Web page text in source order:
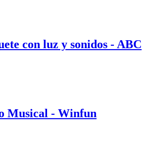
con luz y sonidos - ABC
Musical - Winfun